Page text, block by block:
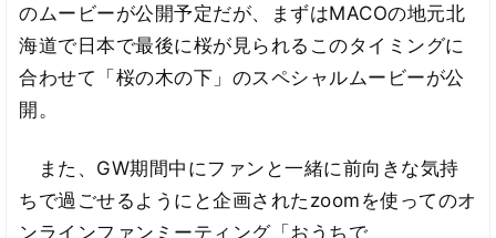
のムービーが公開予定だが、まずはMACOの地元北
海道で日本で最後に桜が見られるこのタイミングに
合わせて「桜の木の下」のスペシャルムービーが公
開。
また、GW期間中にファンと一緒に前向きな気持
ちで過ごせるようにと企画されたzoomを使ってのオ
ンラインファンミーティング「おうちで